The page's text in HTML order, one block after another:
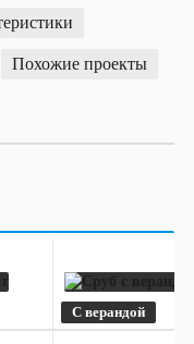
Похожие проекты
С верандой